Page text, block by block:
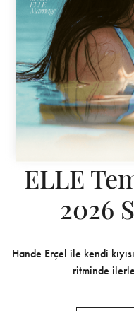
ELLE
2026
Hande Erçel ile kendi
ritminde